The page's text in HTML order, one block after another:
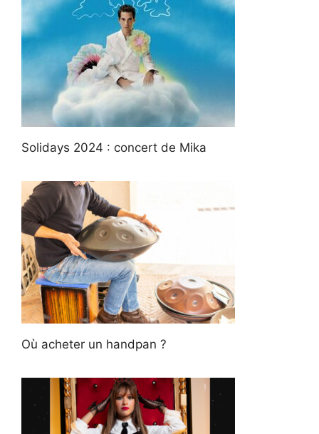
Solidays 2024 : concert de Mika
Où acheter un handpan ?